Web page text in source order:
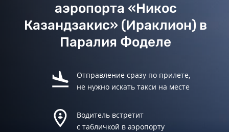
аэропорта «Никос
Казандзакис» (Ираклион) в
Паралия Фоделе
Отправление сразу по прилете,
не нужно искать такси на месте
Водитель встретит
с табличкой в аэропорту